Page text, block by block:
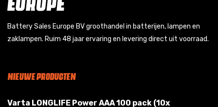
Battery Sales Europe BV groothandel in batterijen, lampen en
zaklampen. Ruim 48 jaar ervaring en levering direct uit voorraad.
NIEUWE PRODUCTEN
Varta LONGLIFE Power AAA 100 pack (10x